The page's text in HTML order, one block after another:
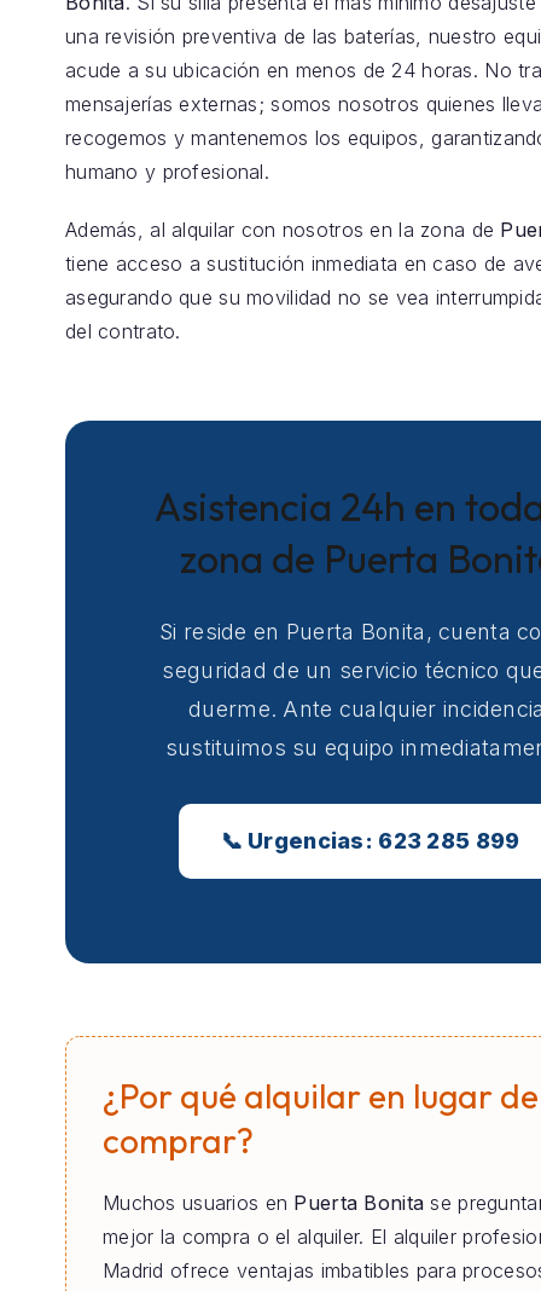
una revisión preventiva de las baterías, nuestro
acude a su ubicación en menos de 24 horas. No
mensajerías externas; somos nosotros quienes
recogemos y mantenemos los equipos,
humano y profesional.
Además, al alquilar con nosotros en la zona de
tiene acceso a sustitución inmediata en caso de
asegurando que su movilidad no se vea
del contrato.
Asistencia 24h en
zona de Puerta
Si reside en Puerta Bonita, cuenta
seguridad de un servicio técnico
duerme. Ante cualquier
sustituimos su equipo
📞 Urgencias: 623 285 899
¿Por qué alquilar en lugar de
comprar?
Muchos usuarios en Puerta Bonita se
mejor la compra o el alquiler. El alquiler
Madrid ofrece ventajas imbatibles para